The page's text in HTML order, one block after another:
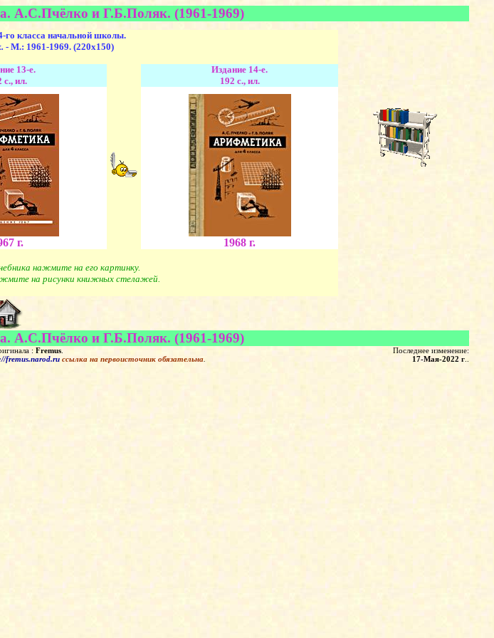
А.С.Пчёлко и Г.Б.Поляк. (1961-1969)
го класса начальной школы.
- М.: 1961-1969. (220х150)
13-е.
с., ил.
Издание 14-е.
192 с., ил.
г. 1968 г.
нажмите на его картинку.
на рисунки книжных стелажей.
А.С.Пчёлко и Г.Б.Поляк. (1961-1969)
: Fremus.
fremus.narod.ru ссылка на первоисточник обязательна.
Последнее изменение:
17-Мая-2022 г